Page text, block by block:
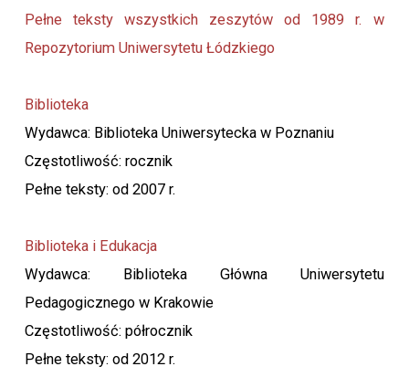
Pełne teksty wszystkich zeszytów od 1989 r. w
Repozytorium Uniwersytetu Łódzkiego
Biblioteka
Wydawca: Biblioteka Uniwersytecka w Poznaniu
Częstotliwość: rocznik
Pełne teksty: od 2007 r.
Biblioteka i Edukacja
Wydawca: Biblioteka Główna Uniwersytetu
Pedagogicznego w Krakowie
Częstotliwość: półrocznik
Pełne teksty: od 2012 r.